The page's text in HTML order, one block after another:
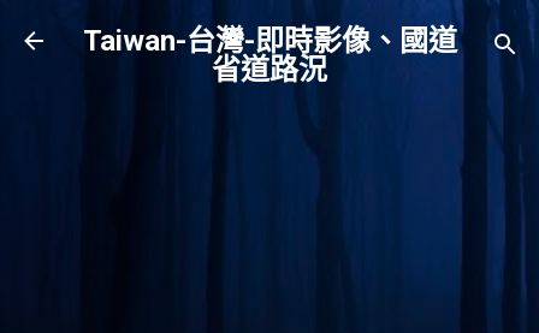
跳到主要內容
Taiwan-台灣-即時影像、國道
省道路況